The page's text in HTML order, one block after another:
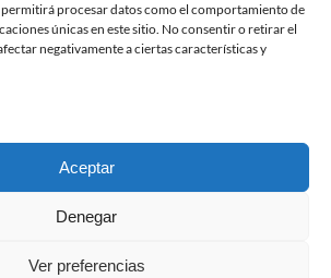
permitirá procesar datos como el comportamiento de
únicas en este sitio. No consentir o retirar el
negativamente a ciertas características y
Aceptar
Denegar
Ver preferencias
Pastor de Estudios Clásicos
Serrano, 107. Madrid, 28006.
915617236
reservados © Fundación Pastor. Sitio web
Condiciones de contratación
Aviso legal